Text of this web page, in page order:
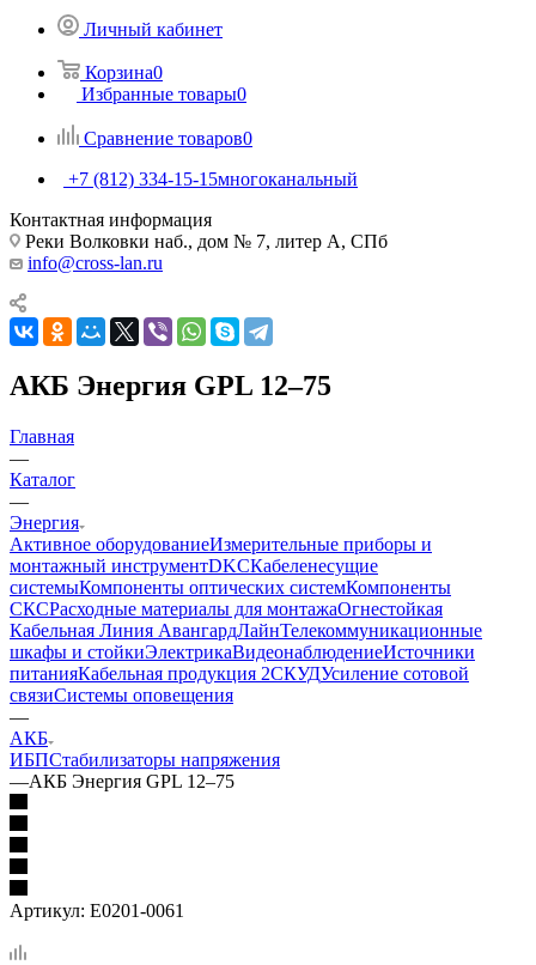
Личный кабинет
Корзина0
Избранные товары0
Сравнение товаров0
+7 (812) 334-15-15многоканальный
Контактная информация
Реки Волковки наб., дом № 7, литер А, СПб
info@cross-lan.ru
АКБ Энергия GPL 12–75
Главная
—
Каталог
—
Энергия
Активное оборудованиеИзмерительные приборы и
монтажный инструментDKCКабеленесущие
системыКомпоненты оптических системКомпоненты
СКСРасходные материалы для монтажаОгнестойкая
Кабельная Линия АвангардЛайнТелекоммуникационные
шкафы и стойкиЭлектрикаВидеонаблюдениеИсточники
питанияКабельная продукция 2СКУДУсиление сотовой
связиСистемы оповещения
—
АКБ
ИБПСтабилизаторы напряжения
—АКБ Энергия GPL 12–75
Артикул: Е0201-0061